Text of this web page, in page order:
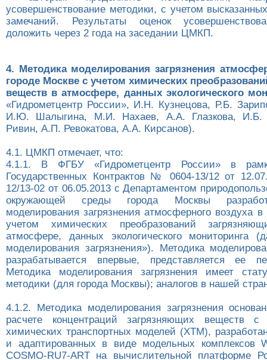
усовершенствование методики, с учетом
замечаний. Результаты оценок
доложить через 2 года на заседании ЦМКП.
4. Методика моделирования загрязнения
городе Москве с учетом химических
веществ в атмосфере, данных экологического
«Гидрометцентр России», И.Н. Кузнецова, Р.Б.
И.Ю. Шалыгина, М.И. Нахаев, А.А. Глазкова, И.Б.
Ривин, А.П. Ревокатова, А.А. Кирсанов).
4.1. ЦМКП отмечает, что:
4.1.1. В ФГБУ «Гидрометцентр России» в
Государственных Контрактов № 0604-13/12 от
12/13-02 от 06.05.2013 с Департаментом
окружающей среды города Москвы
моделирования загрязнения атмосферного воздуха
учетом химических преобразований
атмосфере, данных экологического мониторинга
моделирования загрязнения»). Методика
разрабатывается впервые, представляется ее
Методика моделирования загрязнения имеет
методики (для города Москвы); аналогов в нашей
4.1.2. Методика моделирования загрязнения
расчете концентраций загрязняющих веществ
химических транспортных моделей (ХТМ),
и адаптированных в виде модельных комплексов
COSMO-RU7-ART на вычислительной платформе